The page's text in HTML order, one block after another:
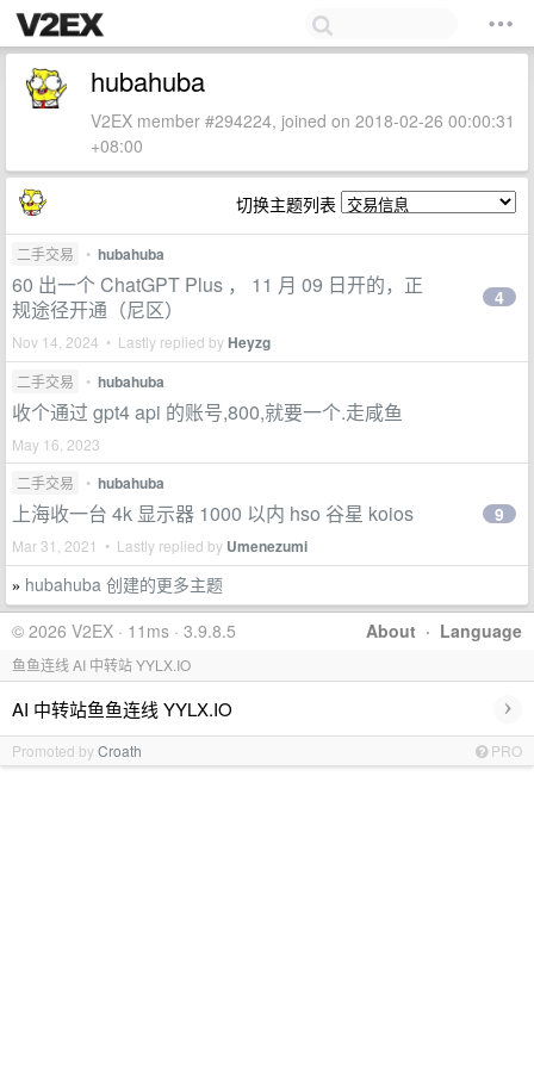
hubahuba
V2EX member #294224, joined on 2018-02-26 00:00:31
+08:00
切换主题列表
二手交易 • hubahuba
60 出一个 ChatGPT Plus ， 11 月 09 日开的，正
规途径开通（尼区）
Nov 14, 2024 • Lastly replied byHeyzg
4
二手交易 • hubahuba
收个通过 gpt4 api 的账号,800,就要一个.走咸鱼
May 16, 2023
二手交易
• hubahuba
上海收一台 4k 显示器 1000 以内 hso 谷星 koios
Mar 31, 2021 • Lastly replied by Umenezumi
9
» hubahuba 创建的更多主题
About · Language
© 2026 V2EX · 11ms · 3.9.8.5
鱼鱼连线 AI 中转站 YYLX.IO
AI 中转站鱼鱼连线 YYLX.IO ›
Promoted byCroath PRO